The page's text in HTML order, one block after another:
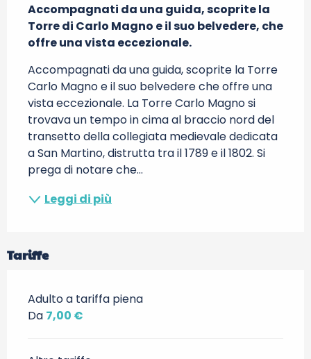
Accompagnati da una guida, scoprite la
Torre di Carlo Magno e il suo belvedere, che
offre una vista eccezionale.
Accompagnati da una guida, scoprite la Torre
Carlo Magno e il suo belvedere che offre una
vista eccezionale. La Torre Carlo Magno si
trovava un tempo in cima al braccio nord del
transetto della collegiata medievale dedicata
a San Martino, distrutta tra il 1789 e il 1802. Si
prega di notare che...
Leggi di più
Tariffe
Adulto a tariffa piena
Da 7,00 €